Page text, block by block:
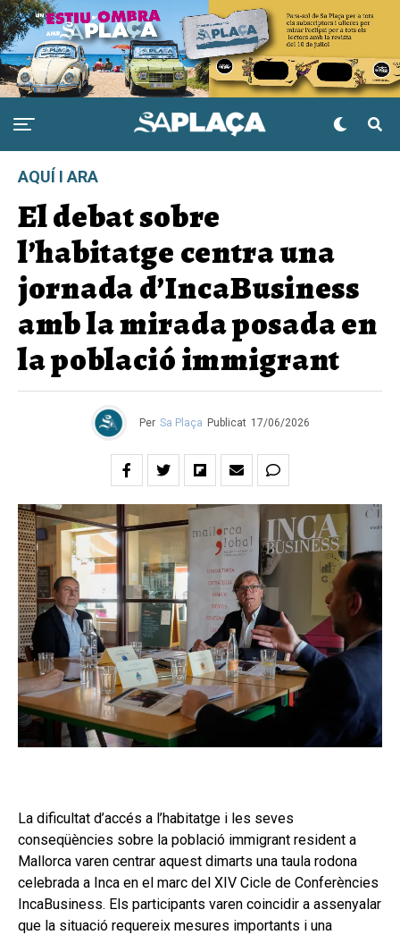
AQUÍ I ARA
El debat sobre
l’habitatge centra una
jornada d’IncaBusiness
amb la mirada posada en
la població immigrant
Per Sa Plaça Publicat 17/06/2026
La dificultat d’accés a l’habitatge i les seves
conseqüències sobre la població immigrant resident a
Mallorca varen centrar aquest dimarts una taula rodona
celebrada a Inca en el marc del XIV Cicle de Conferències
IncaBusiness. Els participants varen coincidir a assenyalar
que la situació requereix mesures importants i una